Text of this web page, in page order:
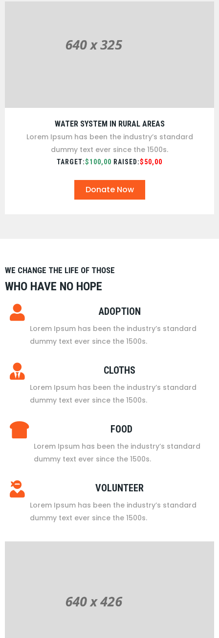
WATER SYSTEM IN RURAL AREAS
Lorem Ipsum has been the industry’s standard
dummy text ever since the 1500s.
TARGET:$100,00 RAISED:$50,00
Donate Now
WE CHANGE THE LIFE OF THOSE
WHO HAVE NO HOPE
ADOPTION
Lorem Ipsum has been the industry’s standard
dummy text ever since the 1500s.
CLOTHS
Lorem Ipsum has been the industry’s standard
dummy text ever since the 1500s.
FOOD
Lorem Ipsum has been the industry’s standard
dummy text ever since the 1500s.
VOLUNTEER
Lorem Ipsum has been the industry’s standard
dummy text ever since the 1500s.